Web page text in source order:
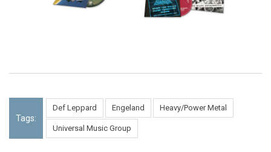
Tags:
Def Leppard Engeland Heavy/Power Metal
Universal Music Group